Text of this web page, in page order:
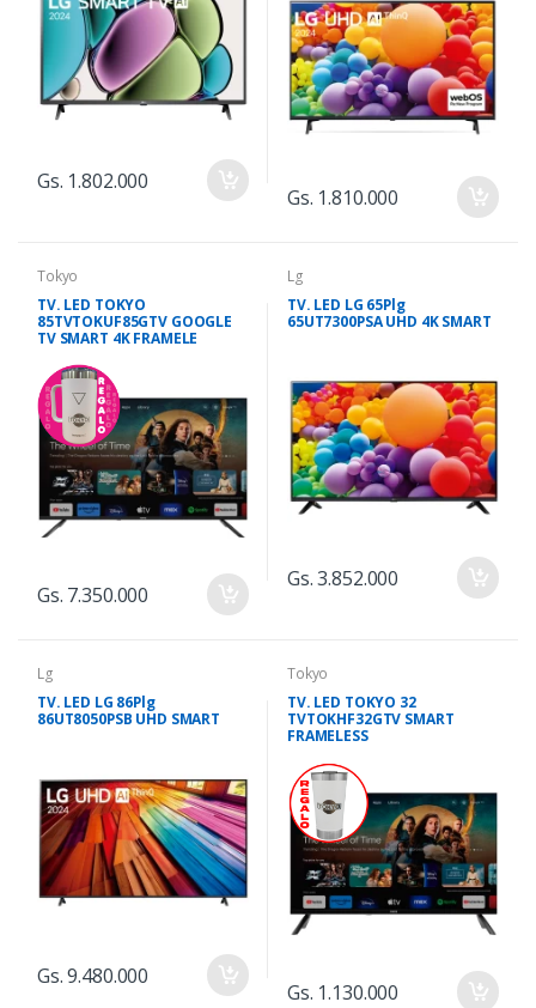
Gs. 1.802.000
Gs. 1.810.000
Tokyo
TV. LED TOKYO
85TVTOKUF85GTV GOOGLE
TV SMART 4K FRAMELE
Gs. 7.350.000
Lg
TV. LED LG 65Plg
65UT7300PSA UHD 4K SMART
Gs. 3.852.000
Lg
TV. LED LG 86Plg
86UT8050PSB UHD SMART
Gs. 9.480.000
Tokyo
TV. LED TOKYO 32
TVTOKHF32GTV SMART
FRAMELESS
Gs. 1.130.000